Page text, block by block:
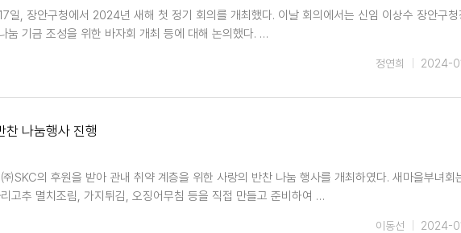
일, 장안구청에서 2024년 새해 첫 정기 회의를 개최했다. 이날 회의에서는 신임 이상수 장안구청
눔 기금 조성을 위한 바자회 개최 등에 대해 논의했다. …
2024-
정연희
찬 나눔행사 진행
SKC의 후원을 받아 관내 취약 계층을 위한 사랑의 반찬 나눔 행사를 개최하였다. 새마을부녀회
고추 멸치조림, 가지튀김, 오징어무침 등을 직접 만들고 준비하여 …
2024-
이동선